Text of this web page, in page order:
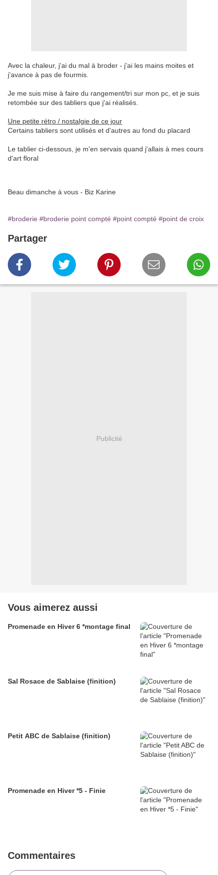
Avec la chaleur, j'ai du mal à broder - j'ai les mains moites et
j'avance à pas de fourmis.
Je me suis mise à faire du rangement/tri sur mon pc, et je suis
retombée sur des tabliers que j'ai réalisés.
Une petite rétro / nostalgie de ce jour
Certains tabliers sont utilisés et d'autres au fond du placard
Le tablier ci-dessous, je m'en servais quand j'allais à mes cours
d'art floral
Beau dimanche à vous - Biz Karine
#broderie #broderie point compté #point compté #point de croix
Partager
Publicité
Vous aimerez aussi
Promenade en Hiver 6 *montage final
Sal Rosace de Sablaise (finition)
Petit ABC de Sablaise (finition)
Promenade en Hiver *5 - Finie
Commentaires